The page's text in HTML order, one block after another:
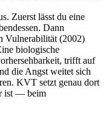
Zuerst lässt du eine
Dann
Vulnerabilität (2002)
biologische
trifft auf
die Angst weitet sich
KVT setzt genau dort
ist — beim